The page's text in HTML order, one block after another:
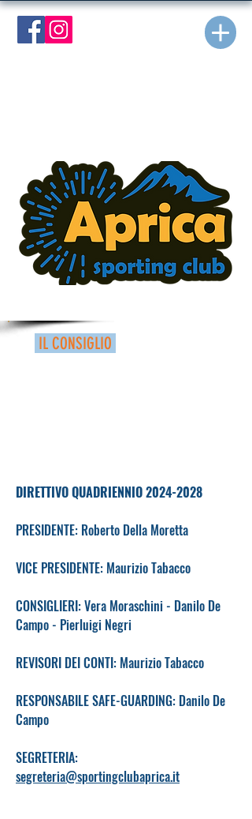
IL CONSIGLIO
DIRETTIVO QUADRIENNIO2024-2028
PRESIDENTE: Roberto Della Moretta
VICE PRESIDENTE: Maurizio Tabacco
CONSIGLIERI: Vera Moraschini - Danilo De
Campo - Pierluigi Negri
REVISORI DEI CONTI: Maurizio Tabacco
RESPONSABILE SAFE-GUARDING: Danilo De
Campo
SEGRETERIA:
segreteria@sportingclubaprica.it